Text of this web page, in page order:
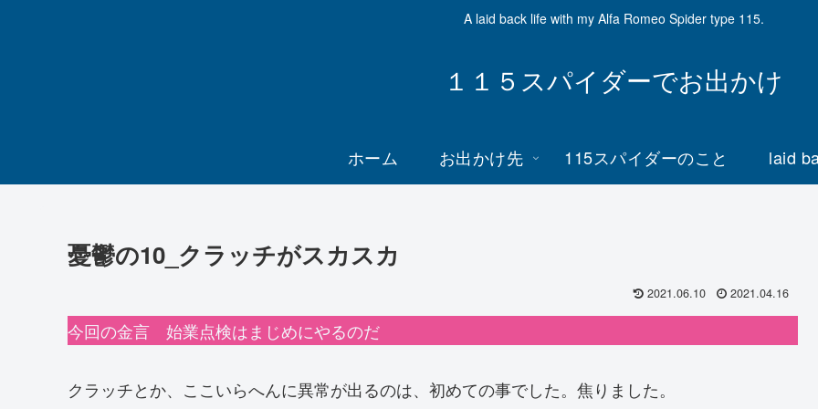
A laid back life with my Alfa Romeo Spider type 115.
１１５スパイダーでお出かけ
ホーム お出かけ先 115スパイダーのこと laid
憂鬱の10_クラッチがスカスカ
2021.06.10 2021.04.16
今回の金言 始業点検はまじめにやるのだ
クラッチとか、ここいらへんに異常が出るのは、初めての事でした。焦りました。